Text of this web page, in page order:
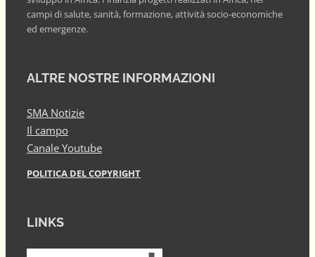
campi di salute, sanità, formazione, attività socio-economiche
ed emergenze.
ALTRE NOSTRE INFORMAZIONI
SMA Notizie
Il campo
Canale Youtube
POLITICA DEL COPYRIGHT
LINKS